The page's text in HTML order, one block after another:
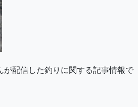
が配信した釣りに関する記事情報で